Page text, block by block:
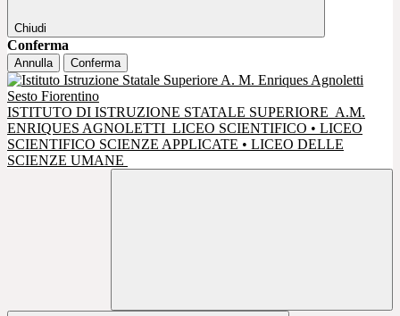
Chiudi
Conferma
Annulla Conferma
ISTITUTO DI ISTRUZIONE STATALE SUPERIORE A.M.
ENRIQUES AGNOLETTI LICEO SCIENTIFICO • LICEO
SCIENTIFICO SCIENZE APPLICATE • LICEO DELLE
SCIENZE UMANE